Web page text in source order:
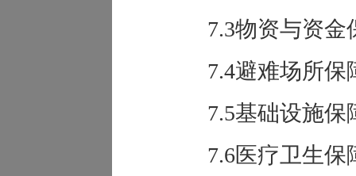
7.3物资与资金
7.4避难场所保
7.5基础设施保
7.6医疗卫生保